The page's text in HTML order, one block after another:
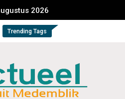
2026
Trending Tags